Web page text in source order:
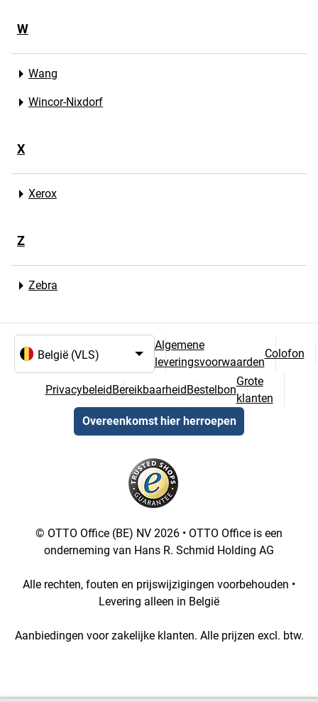
W
Wang
Wincor-Nixdorf
X
Xerox
Z
Zebra
Algemene
leveringsvoorwaarden
Colofon
PrivacybeleidBereikbaarheidBestelbon
Grote
klanten
Overeenkomst hier herroepen
© OTTO Office (BE) NV 2026 • OTTO Office is een
onderneming van Hans R. Schmid Holding AG
Alle rechten, fouten en prijswijzigingen voorbehouden •
Levering alleen in België
Aanbiedingen voor zakelijke klanten. Alle prijzen excl. btw.